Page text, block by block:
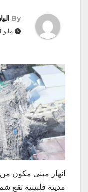
By
مايو 24, 2026
مدينة فلبينية تقع